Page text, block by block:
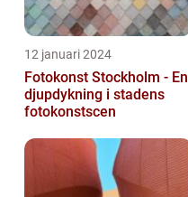
12 januari 2024
Fotokonst Stockholm - En
djupdykning i stadens
fotokonstscen